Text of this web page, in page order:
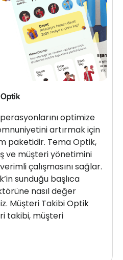
optimize
artırmak için
paketidir. Tema Optik,
ve müşteri yönetimini
çalışmasını sağlar.
sunduğu başlıca
nasıl değer
Müşteri Takibi Optik
takibi, müşteri